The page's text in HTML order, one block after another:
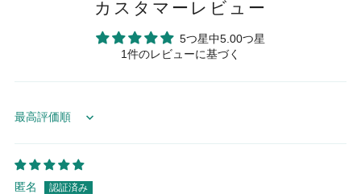
カスタマーレビュー
5つ星中5.00つ星
1件のレビューに基づく
Sort by
匿名